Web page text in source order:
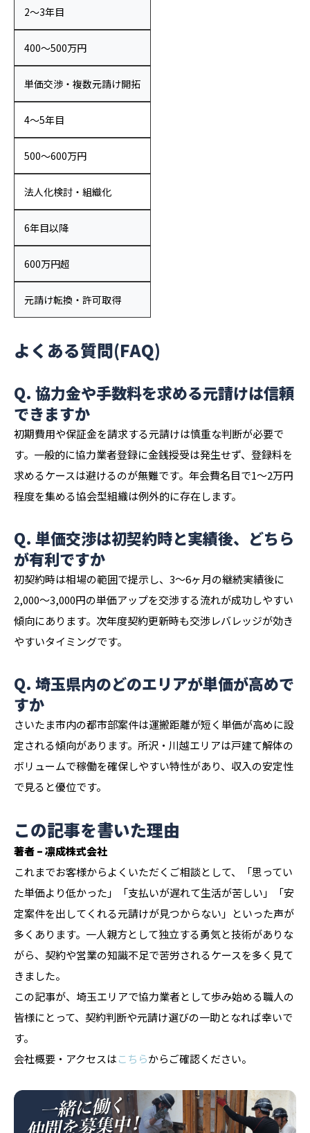
2〜3年目
400〜500万円
単価交渉・複数元請け開拓
4〜5年目
500〜600万円
法人化検討・組織化
6年目以降
600万円超
元請け転換・許可取得
よくある質問(FAQ)
Q. 協力金や手数料を求める元請けは信頼
できますか
初期費用や保証金を請求する元請けは慎重な判断が必要で
す。一般的に協力業者登録に金銭授受は発生せず、登録料を
求めるケースは避けるのが無難です。年会費名目で1〜2万円
程度を集める協会型組織は例外的に存在します。
Q. 単価交渉は初契約時と実績後、どちら
が有利ですか
初契約時は相場の範囲で提示し、3〜6ヶ月の継続実績後に
2,000〜3,000円の単価アップを交渉する流れが成功しやすい
傾向にあります。次年度契約更新時も交渉レバレッジが効き
やすいタイミングです。
Q. 埼玉県内のどのエリアが単価が高めで
すか
さいたま市内の都市部案件は運搬距離が短く単価が高めに設
定される傾向があります。所沢・川越エリアは戸建て解体の
ボリュームで稼働を確保しやすい特性があり、収入の安定性
で見ると優位です。
この記事を書いた理由
著者 – 凛成株式会社
これまでお客様からよくいただくご相談として、「思ってい
た単価より低かった」「支払いが遅れて生活が苦しい」「安
定案件を出してくれる元請けが見つからない」といった声が
多くあります。一人親方として独立する勇気と技術がありな
がら、契約や営業の知識不足で苦労されるケースを多く見て
きました。
この記事が、埼玉エリアで協力業者として歩み始める職人の
皆様にとって、契約判断や元請け選びの一助となれば幸いで
す。
会社概要・アクセスはこちらからご確認ください。